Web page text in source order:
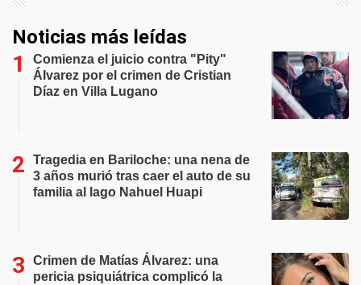
Noticias más leídas
Comienza el juicio contra "Pity"
Álvarez por el crimen de Cristian
Díaz en Villa Lugano
Tragedia en Bariloche: una nena de
3 años murió tras caer el auto de su
familia al lago Nahuel Huapi
Crimen de Matías Álvarez: una
pericia psiquiátrica complicó la